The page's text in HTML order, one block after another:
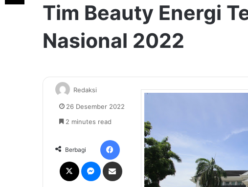
Tim Beauty Energi
Nasional 2022
Redaksi
26 Desember 2022
2 minutes read
Berbagi
Facebook
Messenger